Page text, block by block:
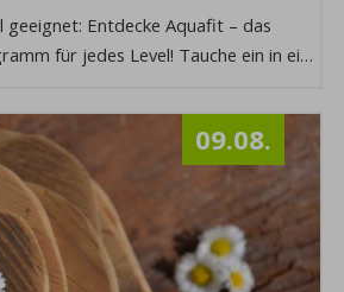
geeignet: Entdecke Aquafit – das
für jedes Level! Tauche ein in ein
09.08.